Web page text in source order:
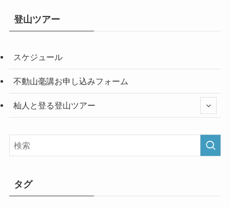
登山ツアー
スケジュール
不動山毫講お申し込みフォーム
杣人と登る登山ツアー
タグ